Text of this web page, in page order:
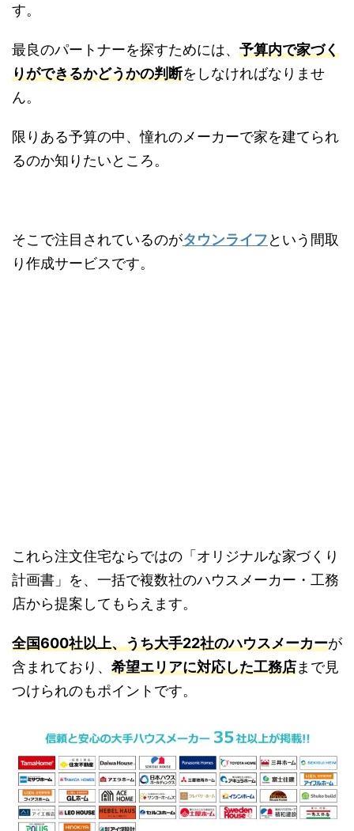
す。
最良のパートナーを探すためには、 予算内で家づく
りができるかどうかの判断をしなければなりませ
ん。
限りある予算の中、憧れのメーカーで家を建てられ
るのか知りたいところ。
そこで注目されているのがタウンライフという間取
り作成サービスです。
これら注文住宅ならではの「オリジナルな家づくり
計画書」を、一括で複数社のハウスメーカー・工務
店から提案してもらえます。
全国600社以上、うち大手22社のハウスメーカーが
含まれており、 希望エリアに対応した工務店まで見
つけられのもポイントです。